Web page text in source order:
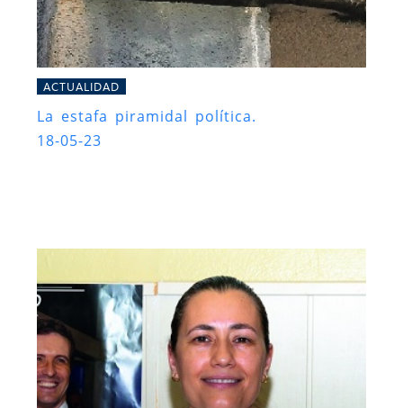
ACTUALIDAD
La estafa piramidal política.
18-05-23